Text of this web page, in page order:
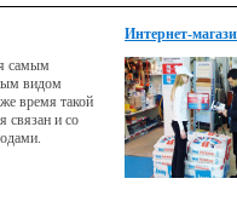
самым
видом
время такой
связан и со
Интернет-